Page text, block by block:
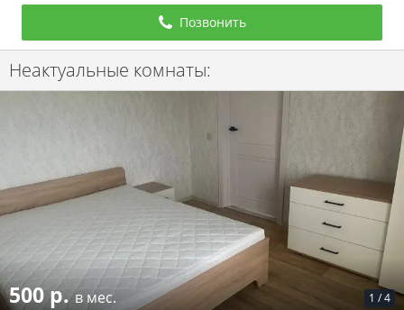
Позвонить
Неактуальные комнаты:
1 /4
500 р.в мес.